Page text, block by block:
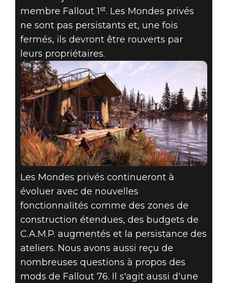
membre Fallout 1st. Les Mondes privés
ne sont pas persistants et, une fois
fermés, ils devront être rouverts par
leurs propriétaires.
Les Mondes privés continueront à
évoluer avec de nouvelles
fonctionnalités comme des zones de
construction étendues, des budgets de
C.A.M.P. augmentés et la persistance des
ateliers. Nous avons aussi reçu de
nombreuses questions à propos des
mods de Fallout 76. Il s'agit aussi d'une